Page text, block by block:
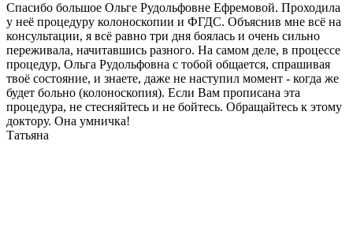
Спасибо большое Ольге Рудольфовне Ефремовой. Проходила
у неё процедуру колоноскопии и ФГДС. Объяснив мне всё на
консультации, я всё равно три дня боялась и очень сильно
переживала, начитавшись разного. На самом деле, в процессе
процедур, Ольга Рудольфовна с тобой общается, спрашивая
твоё состояние, и знаете, даже не наступил момент - когда же
будет больно (колоноскопия). Если Вам прописана эта
процедура, не стесняйтесь и не бойтесь. Обращайтесь к этому
доктору. Она умничка!
Татьяна